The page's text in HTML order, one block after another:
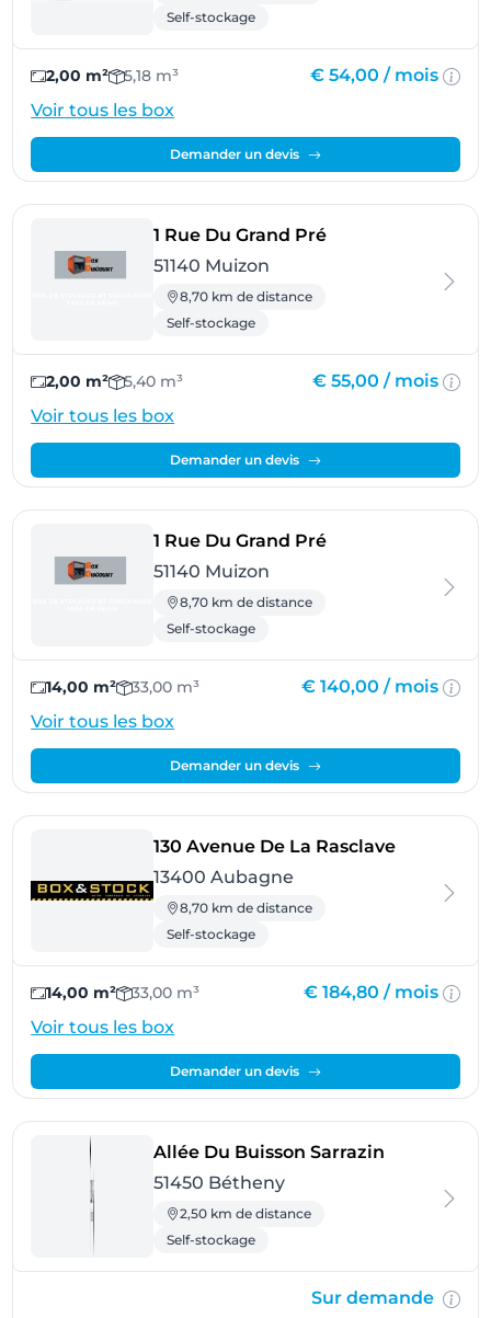
Self-stockage
2,00 m² 5,18 m³ € 54,00 / mois
Voir tous les box
Demander un devis
1 Rue Du Grand Pré- Muizon
51140 Muizon
8,70 km de distance
Self-stockage
2,00 m² 5,40 m³ € 55,00 / mois
Voir tous les box
Demander un devis
1 Rue Du Grand Pré- Muizon
51140 Muizon
8,70 km de distance
Self-stockage
14,00 m² 33,00 m³ € 140,00 / mois
Voir tous les box
Demander un devis
130 Avenue De La Rasclave- Aubagne
13400 Aubagne
8,70 km de distance
Self-stockage
14,00 m² 33,00 m³ € 184,80 / mois
Voir tous les box
Demander un devis
Allée Du Buisson Sarrazin
51450 Bétheny
2,50 km de distance
Self-stockage
Sur demande